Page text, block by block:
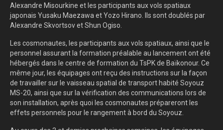
Alexandre Misourkine et les participants aux vols spatiaux
japonais Yusaku Maezawa et Yozo Hirano. Ils sont doublés par
Alexandre Skvortsov et Shun Ogiso.
Les cosmonautes, les participants aux vols spatiaux, ainsi que le
personnel assurant la formation préalable au lancement ont été
hébergés dans le centre de formation du TsPK de Baïkonour. Ce
même jour, les équipages ont reçu des instructions sur la façon
de travailler sur le vaisseau spatial de transport habité Soyouz
MS-20, ainsi que sur la vérification des communications lors de
son installation, après quoi les cosmonautes prépareront les
effets personnels pour le rangement à bord du Soyouz.